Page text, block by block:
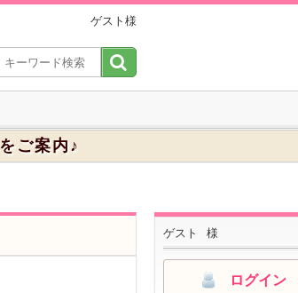
ゲスト様
をご案内♪
ゲスト 様
ログイン